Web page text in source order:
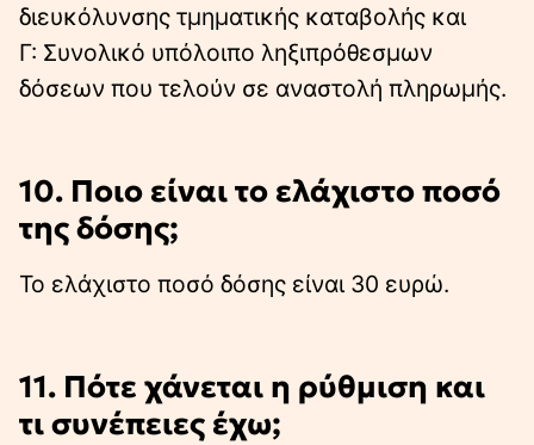
διευκόλυνσης τμηματικής καταβολής και
Γ: Συνολικό υπόλοιπο ληξιπρόθεσμων
δόσεων που τελούν σε αναστολή πληρωμής.
10. Ποιο είναι το ελάχιστο ποσό
της δόσης;
Το ελάχιστο ποσό δόσης είναι 30 ευρώ.
11. Πότε χάνεται η ρύθμιση και
τι συνέπειες έχω;